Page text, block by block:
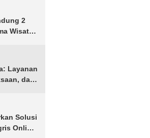
2
Wisata
Layanan
dan
Solusi
Online